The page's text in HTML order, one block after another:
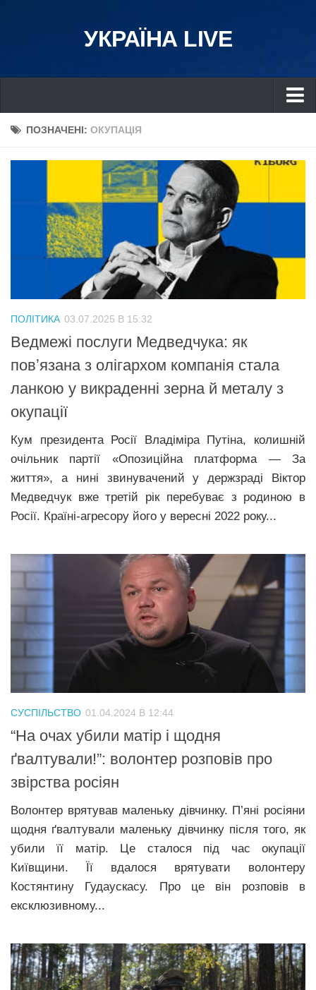
УКРАЇНА LIVE
Україна
Івано-Франківськ
Харків
Одеса
Схід
Прикарпаття
Економіка
Політика
Світ
Цікаво
Наука
Історії
Привітання
Події
Трагедії
Курйози
Культура
Шоу-біз
#Війна
ПОЗНАЧЕНІ: ОКУПАЦІЯ
ПОЛІТИКА 03.07.2025 В 15:32
Ведмежі послуги Медведчука: як
повʼязана з олігархом компанія стала
ланкою у викраденні зерна й металу з
окупації
Кум президента Росії Владіміра Путіна, колишній
очільник партії «Опозиційна платформа — За
життя», а нині звинувачений у держзраді Віктор
Медведчук вже третій рік перебуває з родиною в
Росії. Країні-агресору його у вересні 2022 року...
СУСПІЛЬСТВО 01.04.2024 В 12:44
“На очах убили матір і щодня
ґвалтували!”: волонтер розповів про
звірства росіян
Волонтер врятував маленьку дівчинку. П’яні росіяни
щодня ґвалтували маленьку дівчинку після того, як
убили її матір. Це сталося під час окупації
Київщини. Її вдалося врятувати волонтеру
Костянтину Гудаускасу. Про це він розповів в
ексклюзивному...